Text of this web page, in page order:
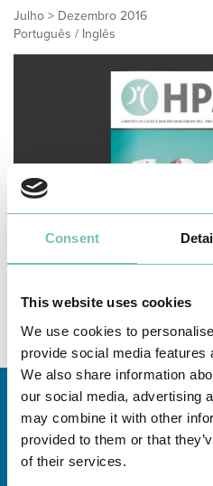
Consent
This website uses cookies
We use cookies to
provide social media features
We also share information
our social media, advertising
may combine it with other
provided to them or that
of their services.
Julho > Dezembro 2016
Português / Inglês